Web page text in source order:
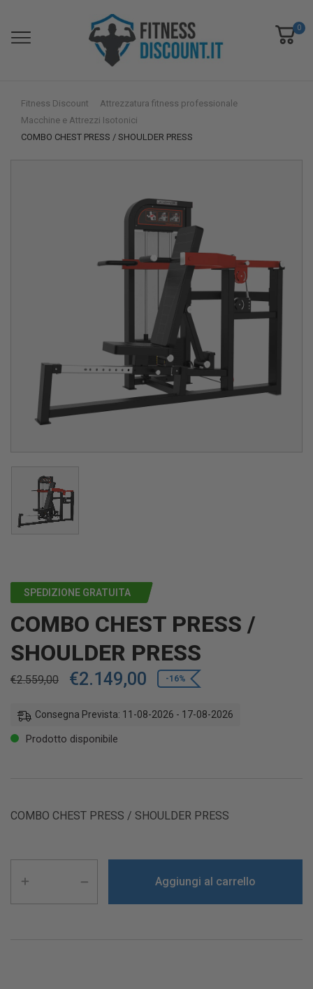
0
Fitness Discount
Attrezzatura fitness professionale
Macchine e Attrezzi Isotonici
COMBO CHEST PRESS / SHOULDER PRESS
SPEDIZIONE GRATUITA
COMBO CHEST PRESS /
SHOULDER PRESS
€2.559,00 €2.149,00 -16%
Consegna Prevista: 11-08-2026 - 17-08-2026
Prodotto disponibile
COMBO CHEST PRESS / SHOULDER PRESS
Aggiungi al carrello